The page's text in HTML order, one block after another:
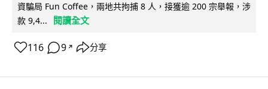
資騙局 Fun Coffee，兩地共拘捕 8 人，接獲逾 200 宗舉報，涉
款 9,4...
閱讀全文
116 9 ↗ 分享